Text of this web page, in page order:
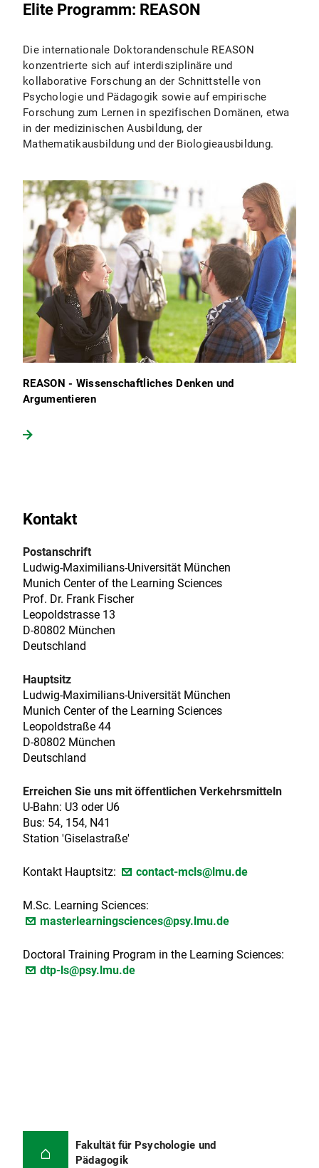
Elite Programm: REASON
Die internationale Doktorandenschule REASON
konzentrierte sich auf interdisziplinäre und
kollaborative Forschung an der Schnittstelle von
Psychologie und Pädagogik sowie auf empirische
Forschung zum Lernen in spezifischen Domänen, etwa
in der medizinischen Ausbildung, der
Mathematikausbildung und der Biologieausbildung.
REASON - Wissenschaftliches Denken und
Argumentieren
Kontakt
Postanschrift
Ludwig-Maximilians-Universität München
Munich Center of the Learning Sciences
Prof. Dr. Frank Fischer
Leopoldstrasse 13
D-80802 München
Deutschland
Hauptsitz
Ludwig-Maximilians-Universität München
Munich Center of the Learning Sciences
Leopoldstraße 44
D-80802 München
Deutschland
Erreichen Sie uns mit öffentlichen Verkehrsmitteln
U-Bahn: U3 oder U6
Bus: 54, 154, N41
Station 'Giselastraße'
Kontakt Hauptsitz: contact-mcls@lmu.de
M.Sc. Learning Sciences:
masterlearningsciences@psy.lmu.de
Doctoral Training Program in the Learning Sciences:
dtp-ls@psy.lmu.de
Fakultät für Psychologie und
Pädagogik